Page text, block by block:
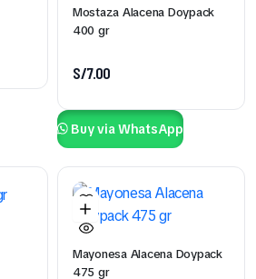
Mostaza Alacena Doypack
400 gr
S/7.00
Buy via WhatsApp
Mayonesa Alacena Doypack
475 gr